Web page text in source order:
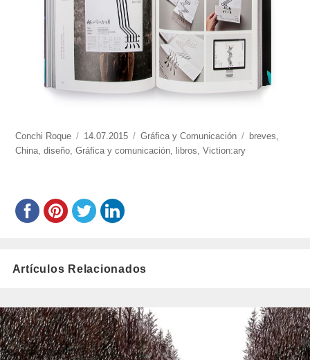
https://www.experimenta.es/author/conchi-
roque/
Conchi Roque
Publicado
el
14.07.2015 Categorías
Gráfica y Comunicación Etiquetas
breves,
China,diseño,Gráfica y comunicación, libros,Viction:ary
Artículos Relacionados